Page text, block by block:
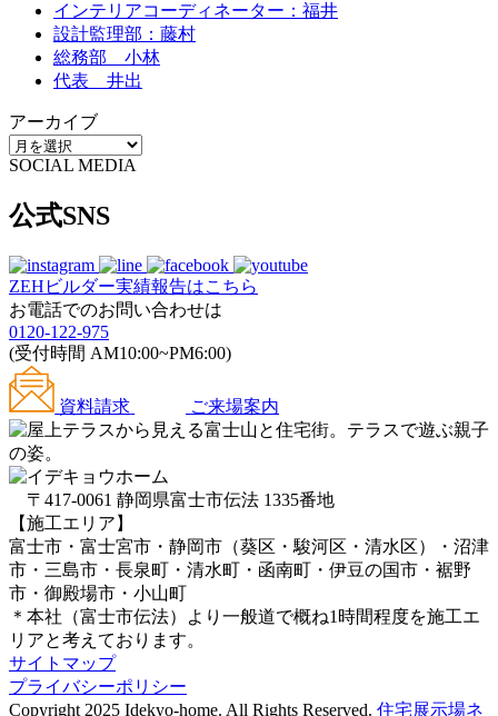
インテリアコーディネーター：福井
設計監理部：藤村
総務部 小林
代表 井出
アーカイブ
SOCIAL MEDIA
公式SNS
ZEHビルダー実績報告はこちら
お電話でのお問い合わせは
0120-122-975
(受付時間 AM10:00~PM6:00)
資料請求 ご来場案内
〒417-0061 静岡県富士市伝法 1335番地
【施工エリア】
富士市・富士宮市・静岡市（葵区・駿河区・清水区）・沼津
市・三島市・長泉町・清水町・函南町・伊豆の国市・裾野
市・御殿場市・小山町
＊本社（富士市伝法）より一般道で概ね1時間程度を施工エ
リアと考えております。
サイトマップ
プライバシーポリシー
Copyright 2025 Idekyo-home. All Rights Reserved. 住宅展示場ネ